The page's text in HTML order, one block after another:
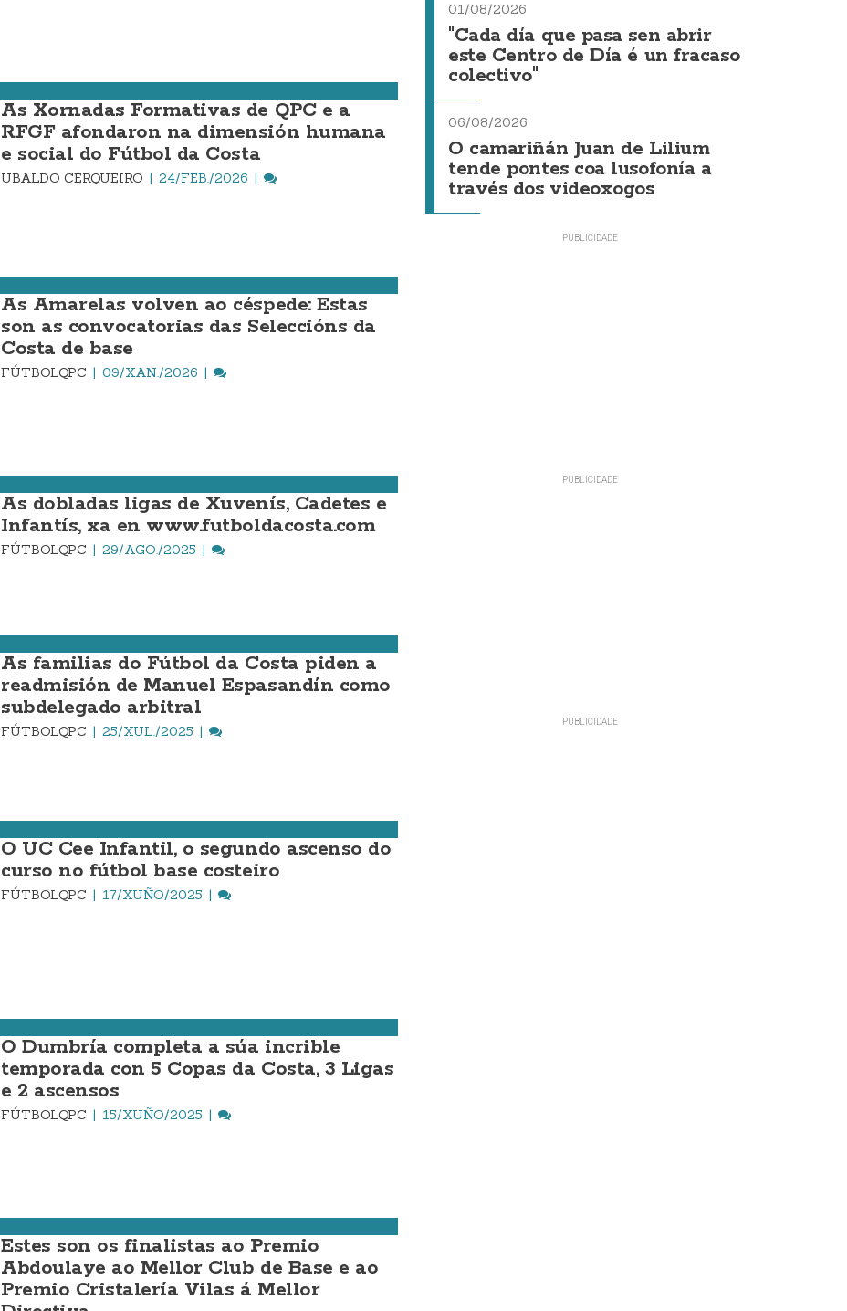
As Xornadas Formativas de QPC e a
RFGF afondaron na dimensión humana
e social do Fútbol da Costa
UBALDO CERQUEIRO 24/FEB./2026
As Amarelas volven ao céspede: Estas
son as convocatorias das Seleccións da
Costa de base
FÚTBOLQPC 09/XAN./2026
As dobladas ligas de Xuvenís, Cadetes e
Infantís, xa en www.futboldacosta.com
FÚTBOLQPC 29/AGO./2025
As familias do Fútbol da Costa piden a
readmisión de Manuel Espasandín como
subdelegado arbitral
FÚTBOLQPC 25/XUL./2025
O UC Cee Infantil, o segundo ascenso do
curso no fútbol base costeiro
FÚTBOLQPC 17/XUÑO/2025
O Dumbría completa a súa incrible
temporada con 5 Copas da Costa, 3 Ligas
e 2 ascensos
FÚTBOLQPC 15/XUÑO/2025
Estes son os finalistas ao Premio
Abdoulaye ao Mellor Club de Base e ao
Premio Cristalería Vilas á Mellor
01/08/2026
"Cada día que pasa sen abrir
este Centro de Día é un fracaso
colectivo"
06/08/2026
O camariñán Juan de Lilium
tende pontes coa lusofonía a
través dos videoxogos